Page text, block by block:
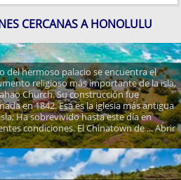
CERCANAS A HONOLULU
del hermoso palacio se encuentra el
religioso más importante de la isla,
Church. Su construcción fue
en 1842. Esa es la iglesia más antigua
Ha sobrevivido hasta este día en
condiciones. El Chinatown de ... Abrir